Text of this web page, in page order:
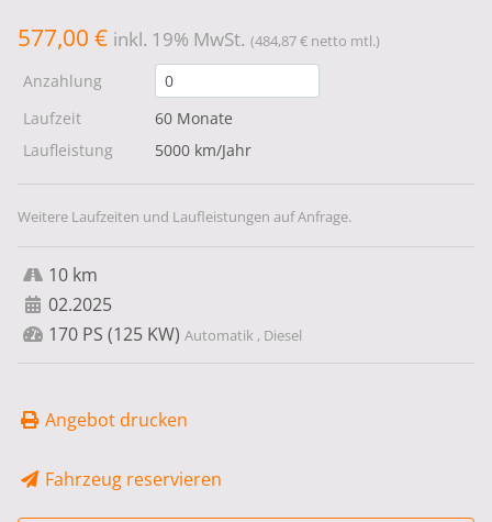
577,00 € inkl. 19% MwSt. (484,87 € netto mtl.)
Anzahlung
Laufzeit
60 Monate
Laufleistung
5000 km/Jahr
Weitere Laufzeiten und Laufleistungen auf Anfrage.
10 km
02.2025
170 PS (125 KW) Automatik , Diesel
Angebot drucken
Fahrzeug reservieren